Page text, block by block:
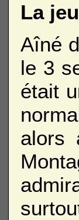
La
Aîné
le 3
était
alors